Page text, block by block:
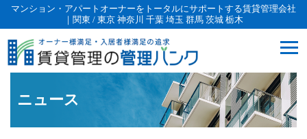
マンション・アパートオーナーをトータルにサポートする賃貸管理会社
｜関東 / 東京 神奈川 千葉 埼玉 群馬 茨城 栃木
ニュース